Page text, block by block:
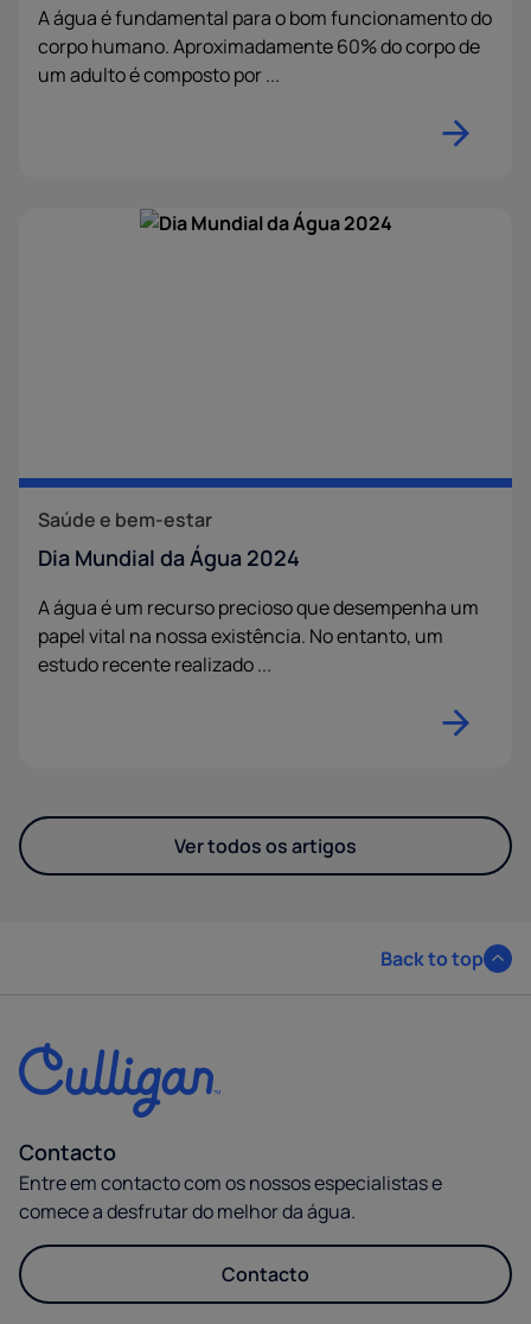
A água é fundamental para o bom funcionamento do
corpo humano. Aproximadamente 60% do corpo de
um adulto é composto por ...
Saúde e bem-estar
Dia Mundial da Água 2024
A água é um recurso precioso que desempenha um
papel vital na nossa existência. No entanto, um
estudo recente realizado ...
Ver todos os artigos
Back to top
Contacto
Entre em contacto com os nossos especialistas e
comece a desfrutar do melhor da água.
Contacto